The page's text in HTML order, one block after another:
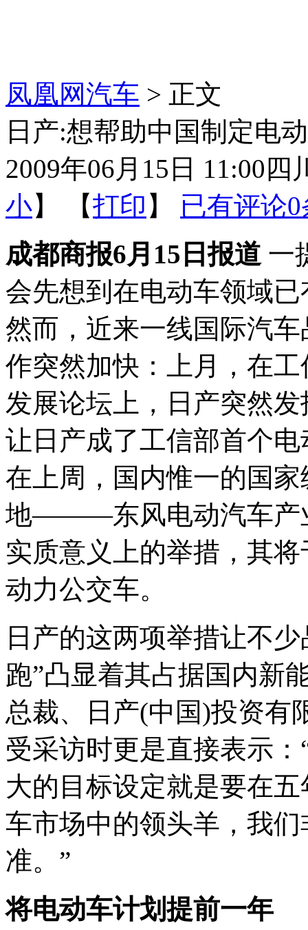
凤凰网汽车 > 正文
日产:想帮助中国制定电
2009年06月15日 11:00 四
小】 【打印 】 已有评论0
成都商报6月15日报道 一
会先想到在电动车领域
然而，近来一线国际汽
作突然加快：上月，在
发展论坛上，日产突然
让日产成了工信部首个
在上周，国内惟一的国
地———东风电动汽车产
实质意义上的举措，其
动力公交车。
日产的这两项举措让不
跑”凸显着其占据国内新
总裁、日产(中国)投资有
受采访时更是直接表示
大的目标设定就是要在
车市场中的领头羊，我
准。”
将电动车计划提前一年